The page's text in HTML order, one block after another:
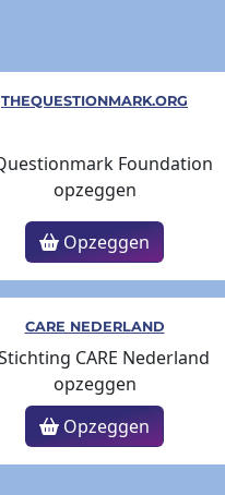
THEQUESTIONMARK.ORG
Opzeggen
CARE NEDERLAND
Opzeggen